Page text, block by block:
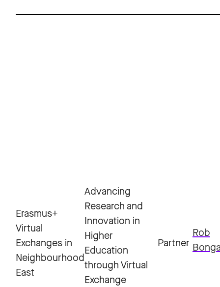
Erasmus+
Virtual
Exchanges in
Neighbourhood
East
Advancing
Research and
Innovation in
Higher
Education
through Virtual
Exchange
Partner
Rob